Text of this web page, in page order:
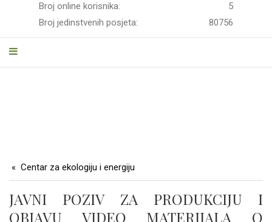
Broj online korisnika:
5
Broj jedinstvenih posjeta:
80756
Centar za ekologiju i energiju
JAVNI POZIV ZA PRODUKCIJU I
OBJAVU VIDEO MATERIJALA O